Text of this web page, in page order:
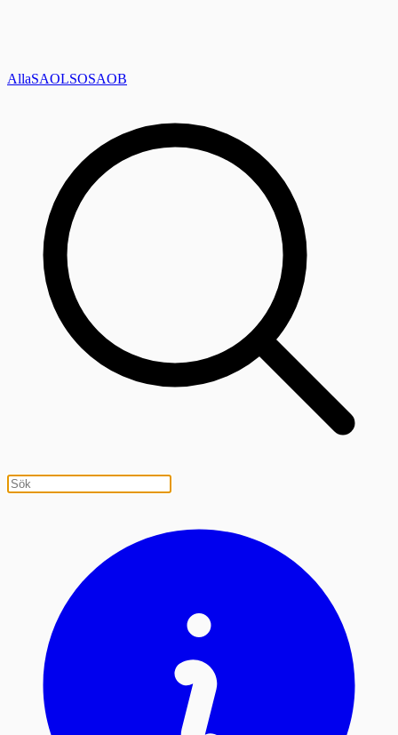
AllaSAOLSOSAOB